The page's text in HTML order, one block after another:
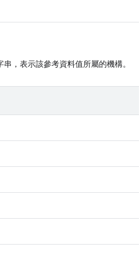
，表示該參考資料值所屬的機構。